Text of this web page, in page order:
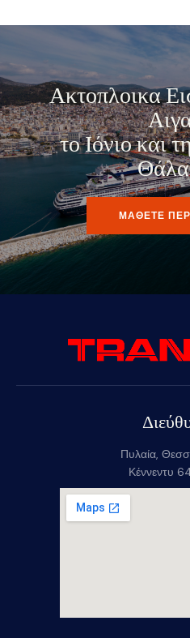
Ακτοπλοικα
το Ιόνιο και
ΜΑΘΕΤΕ
Πυλαία,
Κέννεντυ